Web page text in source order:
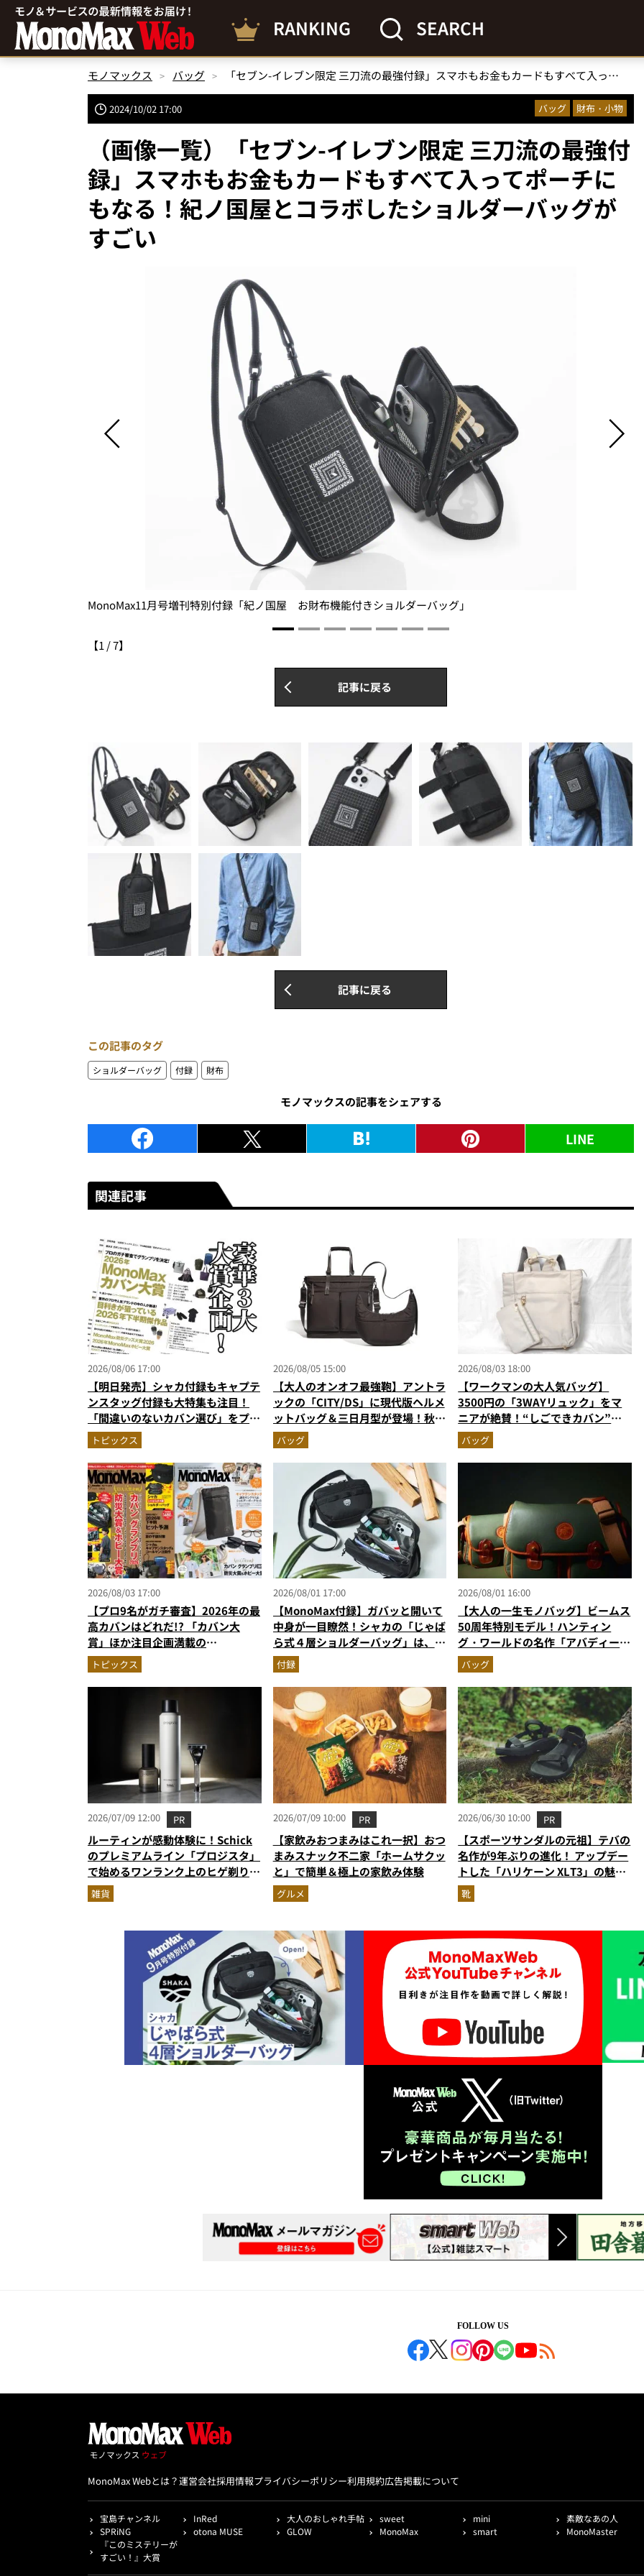
RANKING SEARCH
モノマックス バッグ 「セブン-イレブン限定 三刀流の最強付録」スマホもお金もカードもすべて入ってポーチにもなる！紀ノ国屋とコラボしたショルダーバッグがすごい
2024/10/02 17:00 バッグ 財布・小物
（画像一覧）「セブン-イレブン限定 三刀流の最強付
録」スマホもお金もカードもすべて入ってポーチに
もなる！紀ノ国屋とコラボしたショルダーバッグが
すごい
MonoMax11月号増刊特別付録「紀ノ国屋 お財布機能付きショルダーバッグ」
【1 /7】
記事に戻る
記事に戻る
この記事のタグ
ショルダーバッグ 付録 財布
モノマックスの記事をシェアする
LINE
関連記事
2026/08/06 17:00
【明日発売】シャカ付録もキャプテ
ンスタッグ付録も大特集も注目！
「間違いのないカバン選び」をプロ
がジャッジ・MonoMax9月号の目
次を公開
トピックス
2026/08/05 15:00
【大人のオンオフ最強鞄】アントラ
ックの「CITY/DS」に現代版ヘルメ
ットバッグ＆三日月型が登場！秋服
に絶対合う新色モールブラウンが傑
作
バッグ
2026/08/03 18:00
【ワークマンの大人気バッグ】
3500円の「3WAYリュック」をマ
ニアが絶賛！“しごできカバン”が
撥水防汚で評判以上に優秀だった
バッグ
2026/08/03 17:00
【プロ9名がガチ審査】2026年の最
高カバンはどれだ!? 「カバン大
賞」ほか注目企画満載の
MonoMax9月号＆増刊の表紙を速
報
トピックス
2026/08/01 17:00
【MonoMax付録】ガバッと開いて
中身が一目瞭然！シャカの「じゃば
ら式４層ショルダーバッグ」は、出
し入れのしやすさも過去最高レベル
だった！
付録
2026/08/01 16:00
【大人の一生モノバッグ】ビームス
50周年特別モデル！ハンティン
グ・ワールドの名作「アバディー
ン」が極上のオールレザーに進化し
て登場
バッグ
2026/07/09 12:00 PR
ルーティンが感動体験に！Schick
のプレミアムライン「プロジスタ」
で始めるワンランク上のヒゲ剃り習
慣
雑貨
2026/07/09 10:00 PR
【家飲みおつまみはこれ一択】おつ
まみスナック不二家「ホームサクッ
と」で簡単＆極上の家飲み体験
グルメ
2026/06/30 10:00 PR
【スポーツサンダルの元祖】テバの
名作が9年ぶりの進化！ アップデー
トした「ハリケーン XLT3」の魅力
を識者があらゆる角度から徹底解
説！
靴
FOLLOW US
MonoMax Webとは？運営会社採用情報プライバシーポリシー利用規約広告掲載について
宝島チャンネル InRed 大人のおしゃれ手帖 sweet mini
素敵なあの人
SPRiNG
otona MUSE GLOW MonoMax smart
MonoMaster
『このミステリーが
すごい！』大賞